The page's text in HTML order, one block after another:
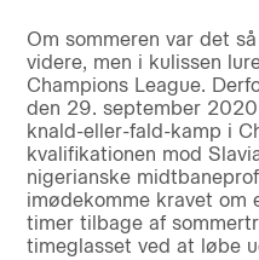
Om sommeren var det
videre, men i kulissen
Champions League.
den 29. september
knald-eller-fald-kamp i
kvalifikationen mod
nigerianske
imødekomme kravet om
timer tilbage af
timeglasset ved at løbe